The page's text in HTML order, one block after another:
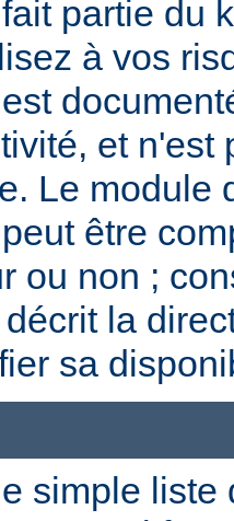
partie du
à vos
et n'est
Le module
être
ou non ;
la
sa
simple liste